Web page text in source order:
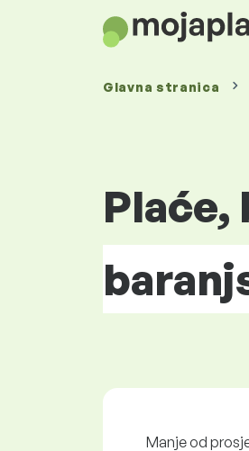
Glavna stranica
Manje od